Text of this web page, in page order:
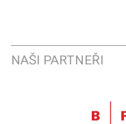
NAŠI PARTNEŘI